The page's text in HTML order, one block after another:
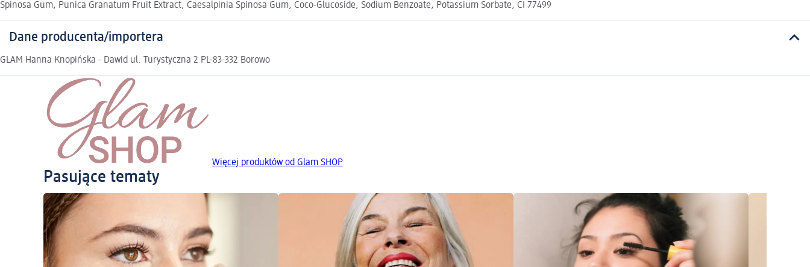
Spinosa Gum, Punica Granatum Fruit Extract, Caesalpinia Spinosa Gum, Coco-Glucoside, Sodium Benzoate, Potassium Sorbate, CI 77499
Dane producenta/importera
GLAM Hanna Knopińska - Dawid ul. Turystyczna 2 PL-83-332 Borowo
Więcej produktów od Glam SHOP
Pasujące tematy